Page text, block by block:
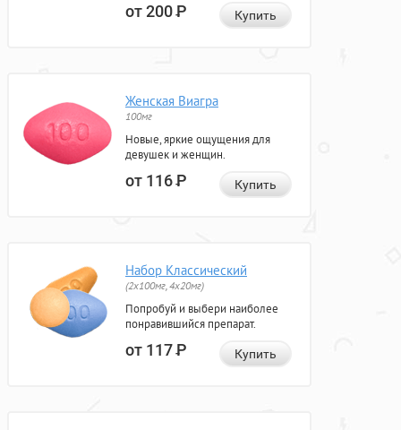
от 200Р Купить
Женская Виагра
100мг
Новые, яркие ощущения для
девушек и женщин.
от 116Р Купить
Набор Классический
(2x100мг, 4x20мг)
Попробуй и выбери наиболее
понравившийся препарат.
от 117Р Купить